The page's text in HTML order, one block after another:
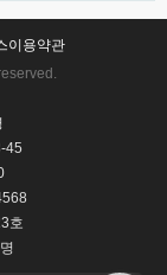
이용약관
45
호